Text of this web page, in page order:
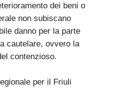
dei beni o
non subiscano
danno per la parte
cautelare, ovvero la
contenzioso.
per il Friuli